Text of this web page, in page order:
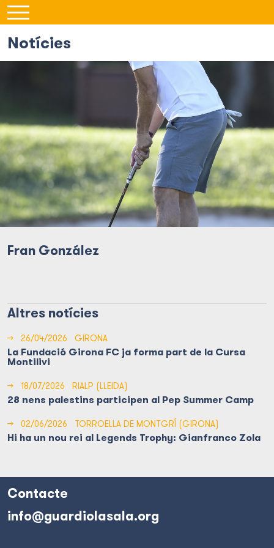
Notícies
Fran González
Altres notícies
→ 26/04/2026 GIRONA
La Fundació Girona FC ja forma part de la Cursa
Montilivi
→ 18/07/2026 RIALP (LLEIDA)
28 nens palestins participen al Pep Summer Camp
→ 02/06/2026 TORROELLA DE MONTGRÍ (GIRONA)
Hi ha un nou rei al Legends Trophy: Gianfranco Zola
Contacte
info@guardiolasala.org